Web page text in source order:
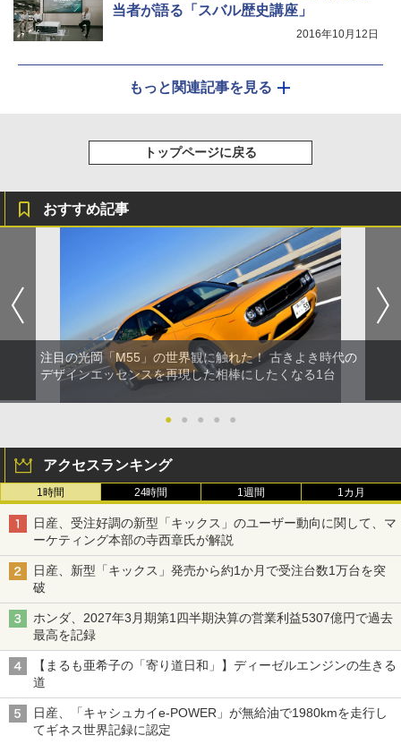
当者が語る「スバル歴史講座」
2016年10月12日
もっと関連記事を見る
トップページに戻る
おすすめ記事
注目の光岡「M55」の世界観に触れた！ 古きよき時代の
デザインエッセンスを再現した相棒にしたくなる1台
● ● ● ● ●
アクセスランキング
1時間 24時間 1週間 1カ月
日産、受注好調の新型「キックス」のユーザー動向に関して、マ
ーケティング本部の寺西章氏が解説
日産、新型「キックス」発売から約1か月で受注台数1万台を突
破
ホンダ、2027年3月期第1四半期決算の営業利益5307億円で過去
最高を記録
【まるも亜希子の「寄り道日和」】ディーゼルエンジンの生きる
道
日産、「キャシュカイe-POWER」が無給油で1980kmを走行し
てギネス世界記録に認定